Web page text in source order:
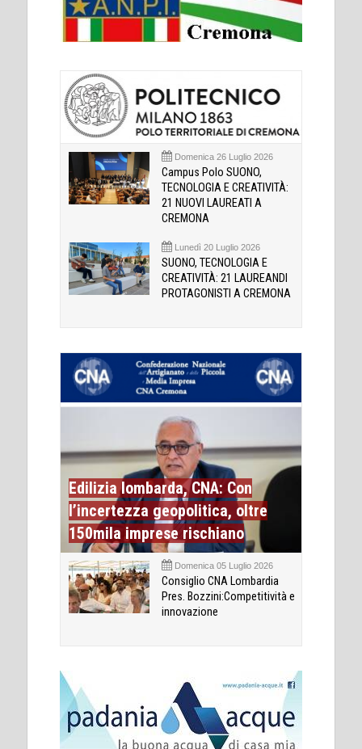
Domenica 26 Luglio 2026
Campus Polo SUONO,
TECNOLOGIA E CREATIVITÀ:
21 NUOVI LAUREATI A
CREMONA
Lunedì 20 Luglio 2026
SUONO, TECNOLOGIA E
CREATIVITÀ: 21 LAUREANDI
PROTAGONISTI A CREMONA
Edilizia lombarda, CNA: Con
l’incertezza geopolitica, oltre
150mila imprese rischiano
Domenica 05 Luglio 2026
Consiglio CNA Lombardia
Pres. Bozzini:Competitività e
innovazione